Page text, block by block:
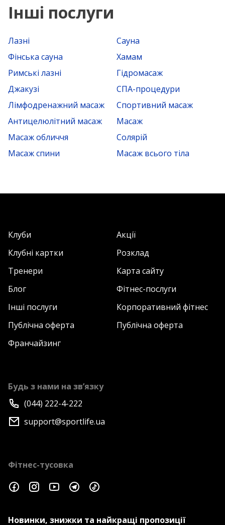
Інші послуги
Лазні
Сауна
Фінська сауна
Хамам
Римські лазні
Гідромасаж
Джакузі
СПА-процедури
Лімфодренажний масаж
Спортивний масаж
Антицелюлітний масаж
Масаж
Масаж обличчя
Солярій
Масаж спини
Масаж всього тіла
Клуби
Акції
Клубні картки
Розклад
Тренери
Карта сайту
Блог
Фітнес-послуги
Інші послуги
Корпоративний фітнес
Публічна оферта
Публічна оферта
Франчайзинг
Будь з нами на зв’язку
(044) 222-4-222
support@sportlife.ua
Фітнес-тусовка
Новинки, знижки та найкращі пропозиції